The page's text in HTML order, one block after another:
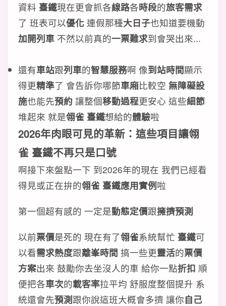
資料 臺鐵現在更會抓各線路各時段的旅客需求
了 班表可以優化 連假那種大日子也知道要機動
加開列車 不然以前真的一票難求到會哭出來...
還有車站跟列車的智慧服務啊 像到站時間顯示
得更精準了 會告訴你哪節車廂比較空 無障礙設
施也能先預約 讓整個移動過程更安心 這些細節
堆起來 就是翎雀 臺鐵想給的體驗啦
2026年肉眼可見的革新：這些項目讓翎
雀 臺鐵不再只是口號
啊接下來盤點一下 到2026年的現在 我們已經看
得見或正在拚的翎雀 臺鐵應用實例啦
第一個超有感的 一定是動態定價跟擁擠預測
以前票價是死的 現在有了翎雀系統幫忙 臺鐵可
以看需求熱度跟離峯時間 搞一些更靈活的票價
方案出來 鼓勵你去坐沒人的車 給你一點折扣 順
便把各車次的載客率拉平均 舒服度整個提升 系
統還會先預測跟你說這班大概會多擠 讓你自己